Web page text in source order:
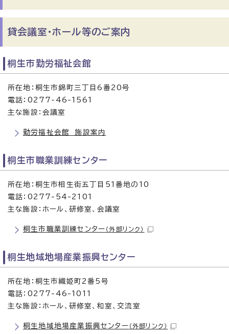
貸会議室・ホール等のご案内
桐生市勤労福祉会館
所在地：桐生市錦町三丁目6番20号
電話：0277-46-1561
主な施設：会議室
勤労福祉会館 施設案内
桐生市職業訓練センター
所在地：桐生市相生街五丁目51番地の10
電話：0277-54-2101
主な施設：ホール、研修室、会議室
桐生市職業訓練センター （外部リンク）
桐生地域地場産業振興センター
所在地：桐生市織姫町2番5号
電話：0277-46-1011
主な施設：ホール、研修室、和室、交流室
桐生地域地場産業振興センター （外部リンク）